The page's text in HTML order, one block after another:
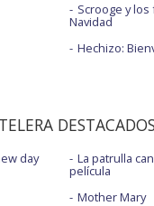
Scrooge y
Navidad
Hechizo:
DESTACADOS
day
La patrulla
película
Mother Mary